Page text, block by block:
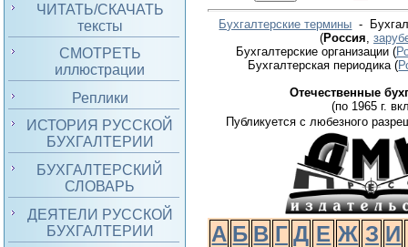
ЧИТАТЬ/СКАЧАТЬ
тексты
СМОТРЕТЬ
иллюстрации
Реплики
ИСТОРИЯ РУССКОЙ
БУХГАЛТЕРИИ
БУХГАЛТЕРСКИЙ
СЛОВАРЬ
ДЕЯТЕЛИ РУССКОЙ
БУХГАЛТЕРИИ
Бухгалтерские термины -
(Россия
Бухгалтерские организации (
Бухгалтерская периодика(
Отечественные
(по 1965 г.
Публикуется с любезного
А Б В Г Д Е Ж З И